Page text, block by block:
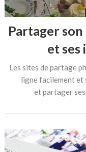
Partager
et ses
Les sites de partage
ligne facilement et
et partager